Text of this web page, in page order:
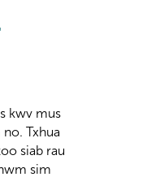
kwv mus
Txhua
siab rau
sim